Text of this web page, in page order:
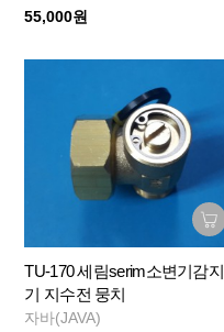
55,000원
TU-170 세림serim소변기감지
기 지수전 뭉치
자바(JAVA)